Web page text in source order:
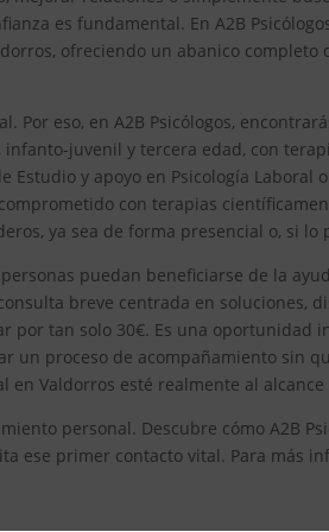
es fundamental. En A2B
ofreciendo un abanico completo
eso, en A2B Psicólogos,
juvenil y tercera edad, con
y apoyo en Psicología Laboral
con terapias
ya sea de forma presencial o, si lo
puedan beneficiarse de la
breve centrada en soluciones,
por tan solo 30€. Es una oportunidad
un proceso de acompañamiento sin
Valdorros esté realmente al alcance
personal. Descubre cómo A2B
ese primer contacto vital. Para más